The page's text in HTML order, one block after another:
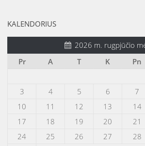
KALENDORIUS
2026 m. rugpjūčio
Pr
A T K Pn
3
4 5 6 7
10
11 12 13 14
17
18 19 20 21
24
25 26 27 28